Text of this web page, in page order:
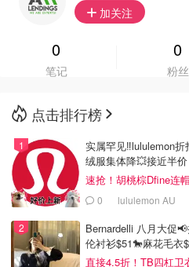
加关注
0
笔记
0
粉丝
点击排行榜
实属罕见‼️lululemon折
绒服集体降💥接近半价
速抢！胡桃棕Dfine连
0 lululemon AU
Bernardelli 八月大促
伦衬衫$51🐎麻花毛衣
直接4.5折！TB四杠卫